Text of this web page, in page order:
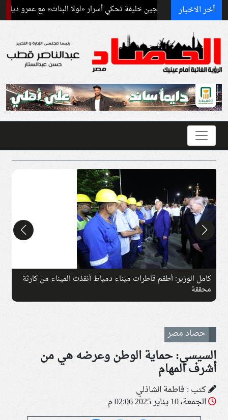
أخر الاخبارلجين خليفة تحكي أسرار «لولا البنات» مع عمرو دياب
كامل الوزير: أطقم قاطرات ميناء دمياط أنقذت الميناء من كارثة
محققة
حصاد مصر
السيسي: حماية الوطن وعرضه هي من
أشرف المهام
كتب : فاطمة الشاذلي
الجمعة، 10 يناير 2025 02:06 م